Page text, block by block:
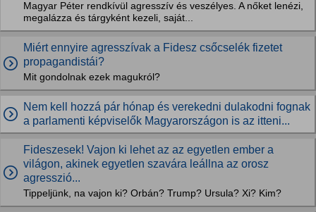
Magyar Péter rendkívül agresszív és veszélyes. A nőket lenézi,
megalázza és tárgyként kezeli, saját...
Miért ennyire agresszívak a Fidesz csőcselék fizetet
propagandistái?
Mit gondolnak ezek magukról?
Nem kell hozzá pár hónap és verekedni dulakodni fognak
a parlamenti képviselők Magyarországon is az itteni...
Fideszesek! Vajon ki lehet az az egyetlen ember a
világon, akinek egyetlen szavára leállna az orosz
agresszió...
Tippeljünk, na vajon ki? Orbán? Trump? Ursula? Xi? Kim?